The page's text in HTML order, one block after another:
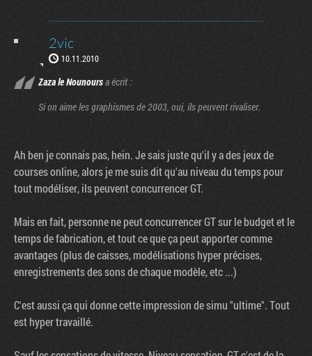
2vic
10.11.2010
Zaza le Nounoursa écrit :
Si on aime les graphismes de 2003, oui, ils peuvent rivaliser.
Ah ben je connais pas, hein. Je sais juste qu'il y a des jeux de
courses online, alors je me suis dit qu'au niveau du temps pour
tout modéliser, ils peuvent concurrencer GT.
Mais en fait, personne ne peut concurrencer GT sur le budget et le
temps de fabrication, et tout ce que ça peut apporter comme
avantages (plus de caisses, modélisations hyper précises,
enregistrements des sons de chaque modèle, etc ...)
C'est aussi ça qui donne cette impression de simu "ultime". Tout
est hyper travaillé.